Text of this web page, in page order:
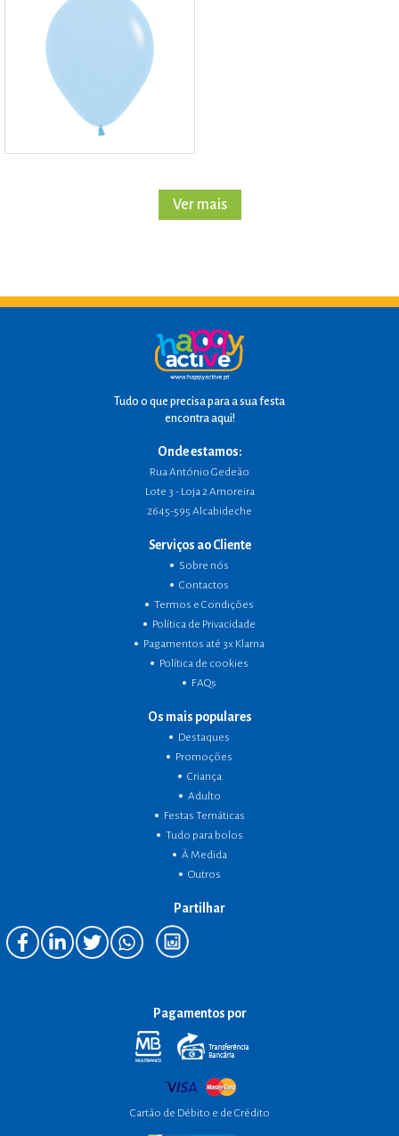
Ver mais
Tudo o que precisa para a sua festa
encontra aqui!
Onde estamos:
Rua António Gedeão
Lote 3 - Loja 2 Amoreira
2645-595 Alcabideche
Serviços ao Cliente
Sobre nós
Contactos
Termos e Condições
Política de Privacidade
Pagamentos até 3x Klarna
Política de cookies
FAQs
Os mais populares
Destaques
Promoções
Criança
Adulto
Festas Temáticas
Tudo para bolos
À Medida
Outros
Partilhar
Pagamentos por
Cartão de Débito e de Crédito